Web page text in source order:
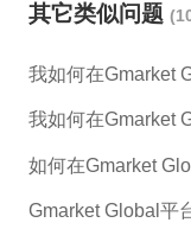
用品、厨卫电器、生
等。 5.运动&户外：包括运动服饰、运动鞋、运动器
材、户外装备等。 6.母婴&玩具：包括孕婴用品、
用品、家居装饰、家
是Gmarket
其它类似问题
如何在Gmarket